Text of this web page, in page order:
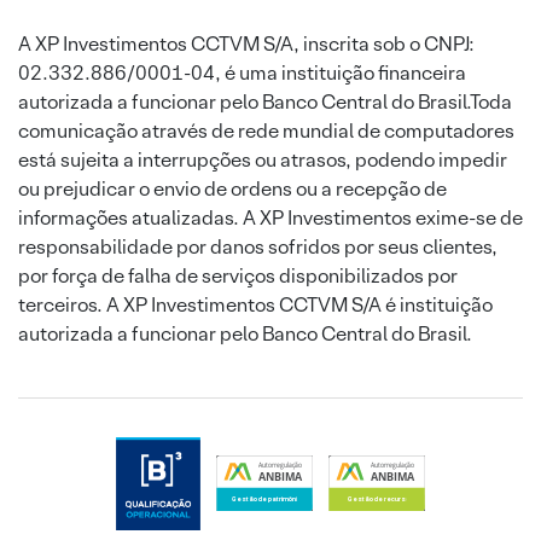
A XP Investimentos CCTVM S/A, inscrita sob o CNPJ:
02.332.886/0001-04, é uma instituição financeira
autorizada a funcionar pelo Banco Central do Brasil.Toda
comunicação através de rede mundial de computadores
está sujeita a interrupções ou atrasos, podendo impedir
ou prejudicar o envio de ordens ou a recepção de
informações atualizadas. A XP Investimentos exime-se de
responsabilidade por danos sofridos por seus clientes,
por força de falha de serviços disponibilizados por
terceiros. A XP Investimentos CCTVM S/A é instituição
autorizada a funcionar pelo Banco Central do Brasil.